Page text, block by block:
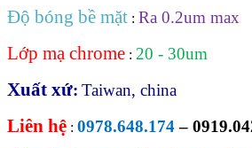
Độ bóng bề mặt : Ra 0.2um max
Lớp mạ chrome : 20 - 30um
Xuất xứ: Taiwan, china
Liên hệ : 0978.648.174–